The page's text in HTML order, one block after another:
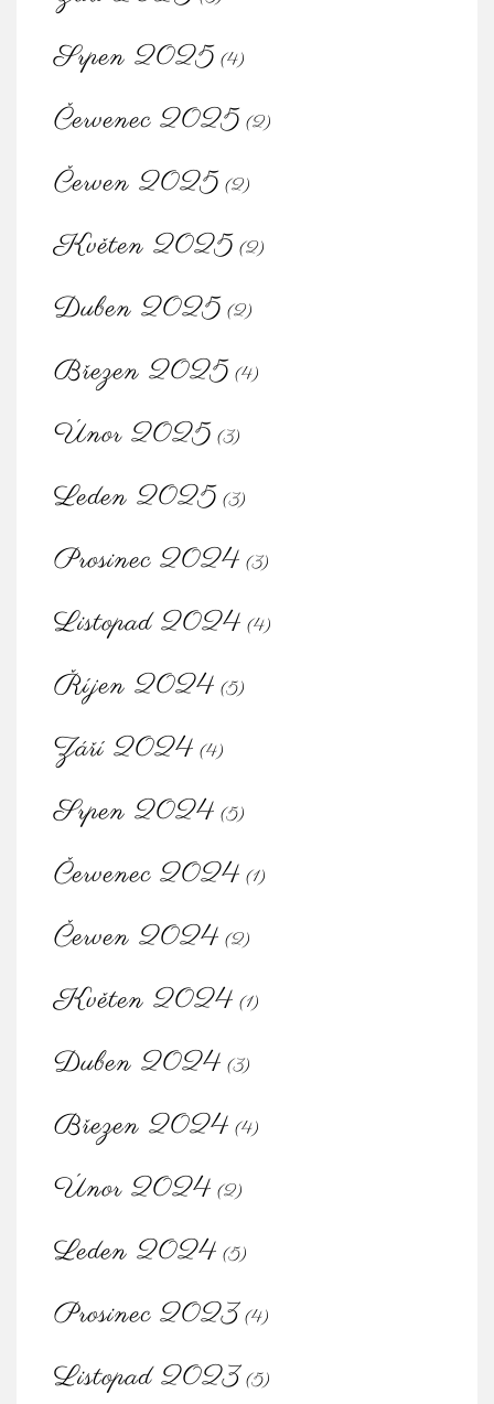
Srpen 2025 (4)
Červenec 2025 (2)
Červen 2025 (2)
Květen 2025 (2)
Duben 2025 (2)
Březen 2025 (4)
Únor 2025 (3)
Leden 2025 (3)
Prosinec 2024 (3)
Listopad 2024 (4)
Říjen 2024 (5)
Září 2024 (4)
Srpen 2024 (5)
Červenec 2024 (1)
Červen 2024 (2)
Květen 2024 (1)
Duben 2024 (3)
Březen 2024 (4)
Únor 2024 (2)
Leden 2024 (5)
Prosinec 2023 (4)
Listopad 2023 (5)